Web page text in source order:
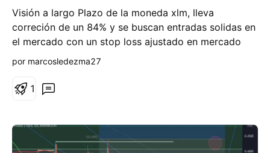
Visión a largo Plazo de la moneda xlm, lleva
correción de un 84% y se buscan entradas solidas en
el mercado con un stop loss ajustado en mercado
o
por marcosledezma27
1